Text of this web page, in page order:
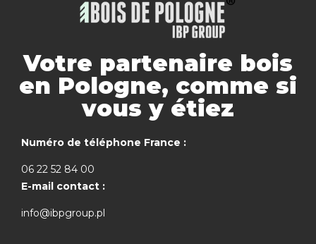
Votre partenaire bois
en Pologne, comme si
vous y étiez
Numéro de téléphone France :
06 22 52 84 00
E-mail contact :
info@ibpgroup.pl